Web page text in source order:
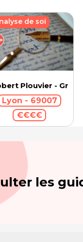
Plouvier -
Lyon - 69007
€€€€
de soi
les